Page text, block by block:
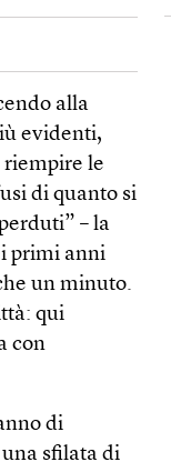
alla
evidenti,
riempire le
di quanto si
– la
primi anni
un minuto.
qui
con
di
sfilata di